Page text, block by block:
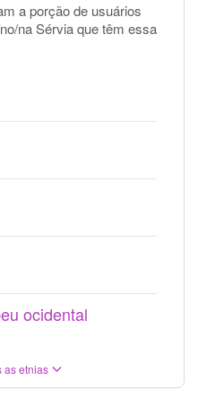
a porção de usuários
na Sérvia que têm essa
ocidental
as etnias